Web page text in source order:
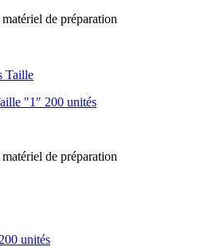
de préparation
"1" 200 unités
de préparation
unités